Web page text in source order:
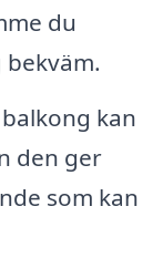
du
kan
den ger
som kan